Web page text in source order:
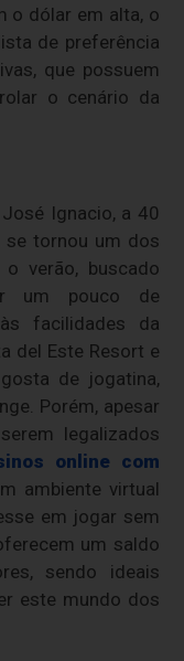
o dólar em alta, o
de preferência
que possuem
o cenário da
Ignacio, a 40
se tornou um dos
verão, buscado
um pouco de
facilidades da
del Este Resort e
de jogatina,
Porém, apesar
legalizados
online com
ambiente virtual
em jogar sem
um saldo
sendo ideais
este mundo dos